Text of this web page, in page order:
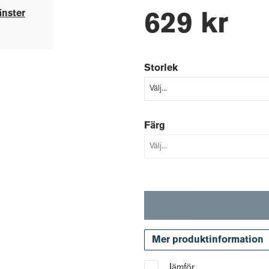
629 kr
Storlek
Färg
Mer produktinformation